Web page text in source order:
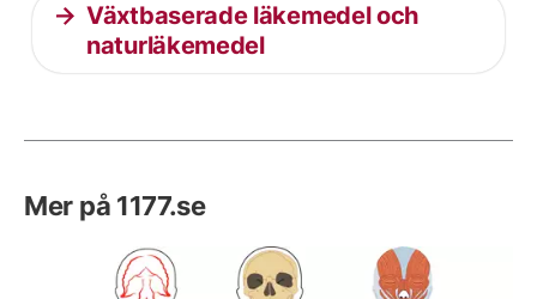
Växtbaserade läkemedel och
naturläkemedel
Mer på 1177.se